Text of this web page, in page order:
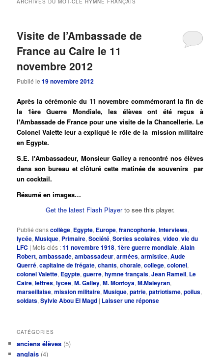
ARCHIVES DU MOT-CLÉHYMNE FRANÇAIS
Visite de l’Ambassade de
France au Caire le 11
novembre 2012
Publié le19 novembre 2012
Après la cérémonie du 11 novembre commémorant la fin de
la 1ère Guerre Mondiale, les élèves ont été reçus à
l'Ambassade de France pour une visite de la Chancellerie. Le
Colonel Valette leur a expliqué le rôle de la mission militaire
en Egypte.
S.E. l'Ambassadeur, Monsieur Galley a rencontré nos élèves
dans son bureau et clôturé cette matinée de souvenirs par
un cocktail.
Résumé en images…
Get the latest Flash Playerto see this player.
Publié danscollège, Egypte, Europe,francophonie,Interviews,
lycée,Musique, Primaire,Société,Sorties scolaires,video,vie du
LFC | Mots-clés :11 novembre 1918,1ère guerre mondiale,Alain
Robert,ambassade,ambassadeur,armées,armistice,Aude
Querré,capitaine de frégate,chants,chorale,college,colonel,
colonel Valette, Egypte,guerre,hymne français,Jean Rameil, Le
Caire,lettres,lycee,M. Galley,M. Montoya,M.Maleyran,
marseillaise,mission militaire,Musique,patrie,patriotisme,poilus,
soldats,Sylvie Abou El Magd | Laisser une réponse
CATÉGORIES
anciens élèves (5)
anglais (4)